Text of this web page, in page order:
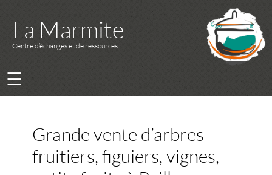
La Marmite
Centre d’échanges et de ressources
☰
Grande vente d’arbres
fruitiers, figuiers, vignes,